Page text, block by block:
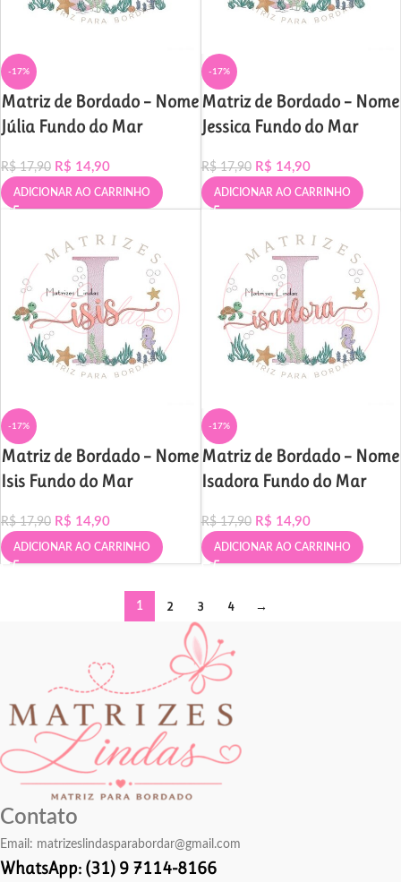
-17%
Matriz de Bordado – Nome
Júlia Fundo do Mar
R$17,90 R$ 14,90
ADICIONAR AO CARRINHO
-17%
Matriz de Bordado – Nome
Jessica Fundo do Mar
R$17,90 R$ 14,90
ADICIONAR AO CARRINHO
-17%
Matriz de Bordado – Nome
Isis Fundo do Mar
R$17,90 R$ 14,90
ADICIONAR AO CARRINHO
-17%
Matriz de Bordado – Nome
Isadora Fundo do Mar
R$17,90 R$ 14,90
ADICIONAR AO CARRINHO
1 2 3 4 →
Contato
Email: matrizeslindasparabordar@gmail.com
WhatsApp: (31) 9 7114-8166